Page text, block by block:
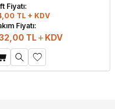
Fiyatı:
TL + KDV
Fiyatı:
TL KDV